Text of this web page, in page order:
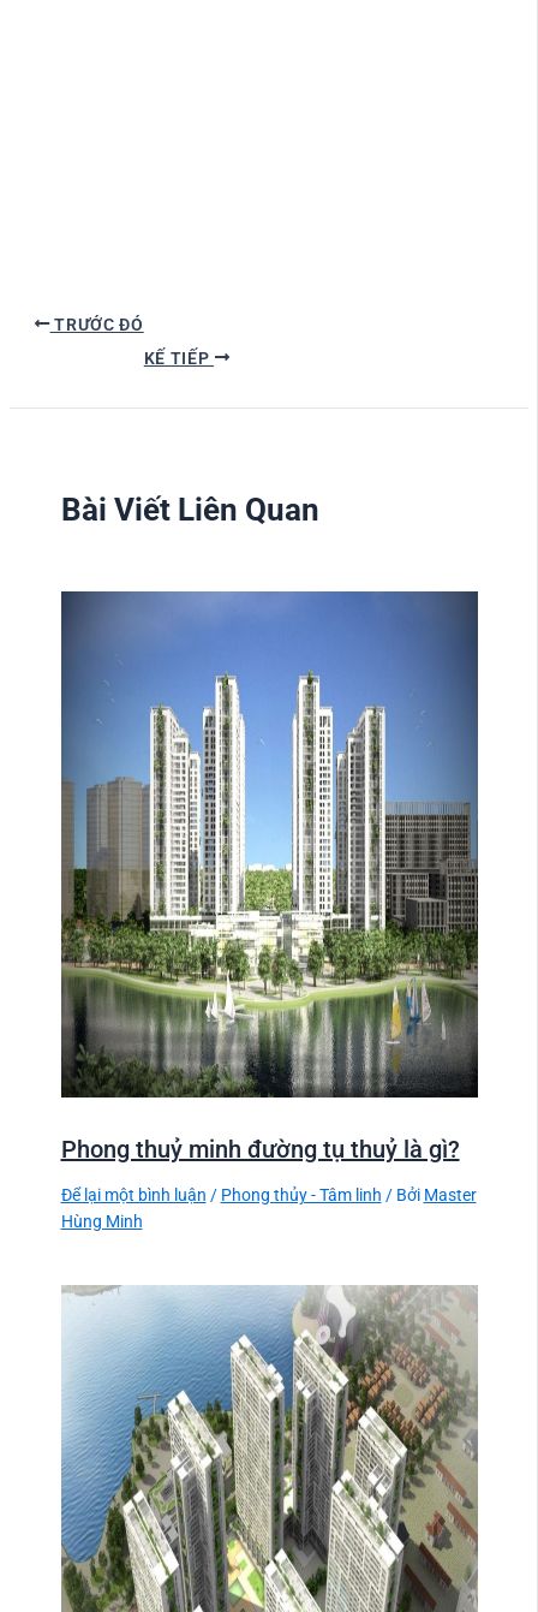
TRƯỚC ĐÓ
KẾ TIẾP
Bài Viết Liên Quan
Phong thuỷ minh đường tụ thuỷ là gì?
Để lại một bình luận / Phong thủy - Tâm linh / Bởi Master
Hùng Minh